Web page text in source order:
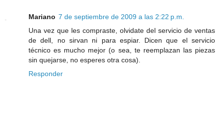
Mariano 7 de septiembre de 2009 a las 2:22 p.m.
Una vez que les compraste, olvidate del servicio de ventas
de dell, no sirvan ni para espiar. Dicen que el servicio
técnico es mucho mejor (o sea, te reemplazan las piezas
sin quejarse, no esperes otra cosa).
Responder